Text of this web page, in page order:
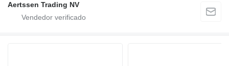
Aertssen Trading NV